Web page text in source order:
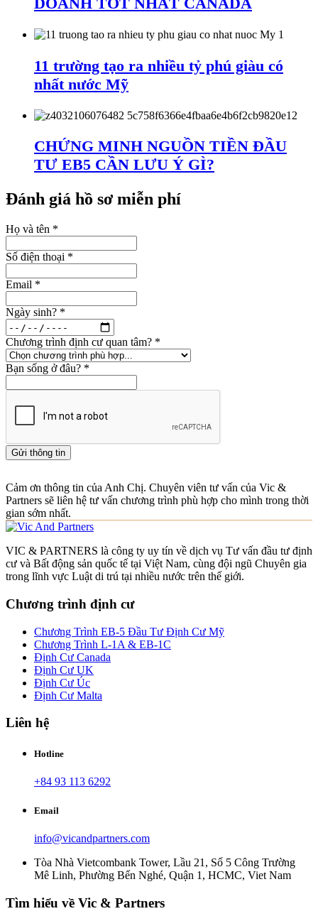
11 trường tạo ra nhiều tỷ phú giàu có
nhất nước Mỹ
CHỨNG MINH NGUỒN TIỀN ĐẦU
TƯ EB5 CẦN LƯU Ý GÌ?
Đánh giá hồ sơ miễn phí
Họ và tên *
Số điện thoại *
Email *
Ngày sinh? *
Chương trình định cư quan tâm? *
Bạn sống ở đâu? *
Gửi thông tin
Cảm ơn thông tin của Anh Chị. Chuyên viên tư vấn của Vic &
Partners sẽ liên hệ tư vấn chương trình phù hợp cho mình trong thời
gian sớm nhất.
VIC & PARTNERS là công ty uy tín về dịch vụ Tư vấn đầu tư định
cư và Bất động sản quốc tế tại Việt Nam, cùng đội ngũ Chuyên gia
trong lĩnh vực Luật di trú tại nhiều nước trên thế giới.
Chương trình định cư
Chương Trình EB-5 Đầu Tư Định Cư Mỹ
Chương Trình L-1A & EB-1C
Định Cư Canada
Định Cư UK
Định Cư Úc
Định Cư Malta
Liên hệ
Hotline
+84 93 113 6292
Email
info@vicandpartners.com
Tòa Nhà Vietcombank Tower, Lầu 21, Số 5 Công Trường
Mê Linh, Phường Bến Nghé, Quận 1, HCMC, Viet Nam
Tìm hiểu về Vic & Partners